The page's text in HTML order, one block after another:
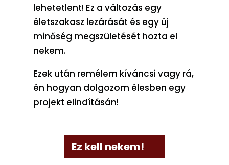
lehetetlent! Ez a változás egy
életszakasz lezárását és egy új
minőség megszületését hozta el
nekem.
Ezek után remélem kíváncsi vagy rá,
én hogyan dolgozom élesben egy
projekt elindításán!
Ez kell nekem!